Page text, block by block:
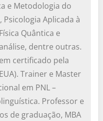
e Metodologia do
Aplicada à
Quântica e
dentre outras.
certificado pela
Trainer e Master
em PNL –
Professor e
de graduação, MBA